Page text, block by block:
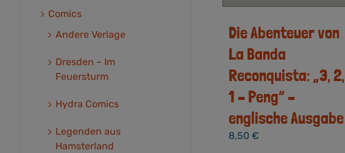
Die Abenteuer von
La Banda
Reconquista: „3, 2,
1 – Peng“ –
englische Ausgabe
8,50 €
Comics
Andere Verlage
Dresden – Im
Feuersturm
Hydra Comics
Legenden aus
Hamsterland